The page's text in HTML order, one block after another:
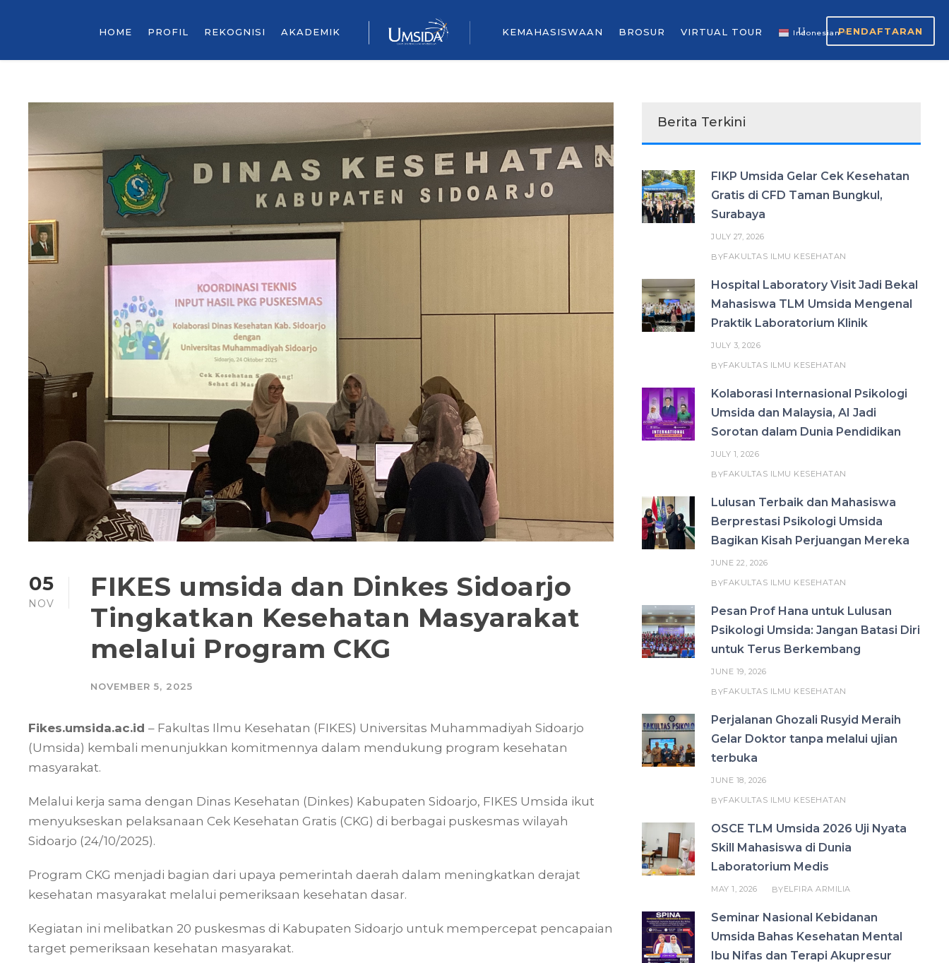
HOME PROFIL REKOGNISI AKADEMIK KEMAHASISWAAN BROSUR VIRTUAL TOUR Indonesian ▼
PENDAFTARAN
05
NOV
FIKES umsida dan Dinkes Sidoarjo
Tingkatkan Kesehatan Masyarakat
melalui Program CKG
NOVEMBER 5, 2025
Fikes.umsida.ac.id – Fakultas Ilmu Kesehatan (FIKES) Universitas Muhammadiyah Sidoarjo
(Umsida) kembali menunjukkan komitmennya dalam mendukung program kesehatan
masyarakat.
Melalui kerja sama dengan Dinas Kesehatan (Dinkes) Kabupaten Sidoarjo, FIKES Umsida ikut
menyukseskan pelaksanaan Cek Kesehatan Gratis (CKG) di berbagai puskesmas wilayah
Sidoarjo (24/10/2025).
Program CKG menjadi bagian dari upaya pemerintah daerah dalam meningkatkan derajat
kesehatan masyarakat melalui pemeriksaan kesehatan dasar.
Kegiatan ini melibatkan 20 puskesmas di Kabupaten Sidoarjo untuk mempercepat pencapaian
target pemeriksaan kesehatan masyarakat.
Berita Terkini
FIKP Umsida Gelar Cek Kesehatan
Gratis di CFD Taman Bungkul,
Surabaya
JULY 27, 2026
BYFAKULTAS ILMU KESEHATAN
Hospital Laboratory Visit Jadi Bekal
Mahasiswa TLM Umsida Mengenal
Praktik Laboratorium Klinik
JULY 3, 2026
BYFAKULTAS ILMU KESEHATAN
Kolaborasi Internasional Psikologi
Umsida dan Malaysia, AI Jadi
Sorotan dalam Dunia Pendidikan
JULY 1, 2026
BYFAKULTAS ILMU KESEHATAN
Lulusan Terbaik dan Mahasiswa
Berprestasi Psikologi Umsida
Bagikan Kisah Perjuangan Mereka
JUNE 22, 2026
BYFAKULTAS ILMU KESEHATAN
Pesan Prof Hana untuk Lulusan
Psikologi Umsida: Jangan Batasi Diri
untuk Terus Berkembang
JUNE 19, 2026
BYFAKULTAS ILMU KESEHATAN
Perjalanan Ghozali Rusyid Meraih
Gelar Doktor tanpa melalui ujian
terbuka
JUNE 18, 2026
BYFAKULTAS ILMU KESEHATAN
OSCE TLM Umsida 2026 Uji Nyata
Skill Mahasiswa di Dunia
Laboratorium Medis
MAY 1, 2026 BYELFIRA ARMILIA
Seminar Nasional Kebidanan
Umsida Bahas Kesehatan Mental
Ibu Nifas dan Terapi Akupresur